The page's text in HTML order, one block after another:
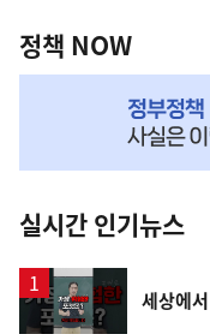
책
NOW,
뉴
스
정책 NOW
실시간 인기뉴스
영
세상에